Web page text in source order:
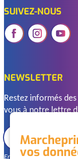
SUIVEZ-NOUS
NEWSLETTER
Restez informés
vous à notre lettre
En renseignant votre
vos